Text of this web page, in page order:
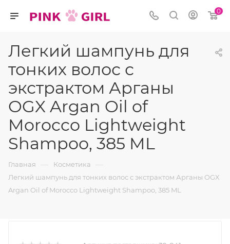
0
Легкий шампунь для
тонких волос с
экстрактом Арганы
OGX Argan Oil of
Morocco Lightweight
Shampoo, 385 ML
Главная — Косметика —
Легкий шампунь для тонких волос с экстрактом Арганы OGX
Argan Oil of Morocco Lightweight Shampoo, 385 ML